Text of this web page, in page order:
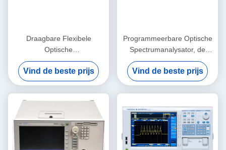
Draagbare Flexibele
Optische
Spectrumanalysator
Keysight Agilent 86141B
Vind de beste prijs
Programmeerbare Optische
Spectrumanalysator, de
Analysator van Keysight
Agilent 86140B
Vind de beste prijs